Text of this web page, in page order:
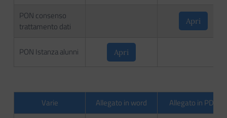
PON consenso
trattamento dati
Apri
PON Istanza alunni Apri
Varie Allegato in word
Allegato in PDF